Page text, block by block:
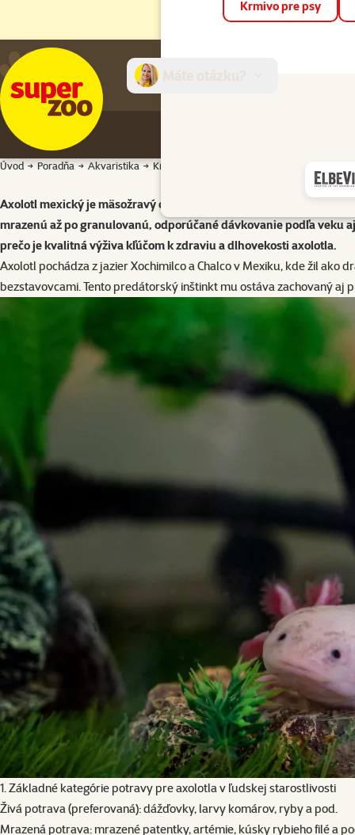
Krmivo pre psy
Úvod Poradňa Akvaristika Kŕmenie
Axolotl mexický je mäsožravý obojživelník s prirodzeným
mrazenú až po granulovanú, odporúčané dávkovanie podľa veku
prečo je kvalitná výživa kľúčom k zdraviu a dlhovekosti axolotla.
Axolotl pochádza z jazier Xochimilco a Chalco v Mexiku, kde žil
bezstavovcami. Tento predátorský inštinkt mu ostáva zachovaný
1. Základné kategórie potravy pre axolotla v ľudskej starostlivosti
Živá potrava (preferovaná): dážďovky, larvy komárov, ryby a pod.
Mrazená potrava: mrazené patentky, artémie, kúsky rybieho filé a